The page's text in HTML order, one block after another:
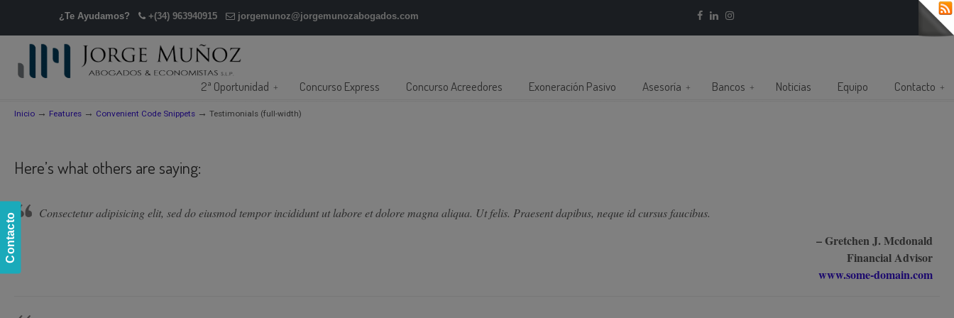
Contacto
¿Te Ayudamos? +(34) 963940915 jorgemunoz@jorgemunozabogados.com
2ª Oportunidad Concurso Express Concurso Acreedores Exoneración Pasivo Asesoría Bancos Noticias Equipo Contacto
Inicio → Features → Convenient Code Snippets → Testimonials (full-width)
Here’s what others are saying:
Consectetur adipisicing elit, sed do eiusmod tempor incididunt ut labore et dolore magna aliqua. Ut felis. Praesent dapibus, neque id cursus faucibus.
– Gretchen J. Mcdonald
Financial Advisor
www.some-domain.com